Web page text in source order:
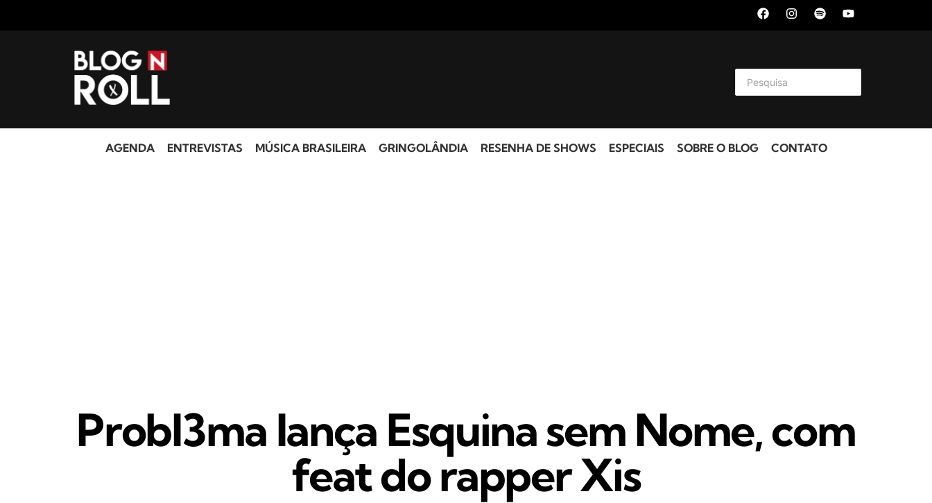
AGENDA ENTREVISTAS MÚSICA BRASILEIRA GRINGOLÂNDIA RESENHA DE SHOWS ESPECIAIS SOBRE O BLOG CONTATO
Probl3ma lança Esquina sem Nome, com
feat do rapper Xis